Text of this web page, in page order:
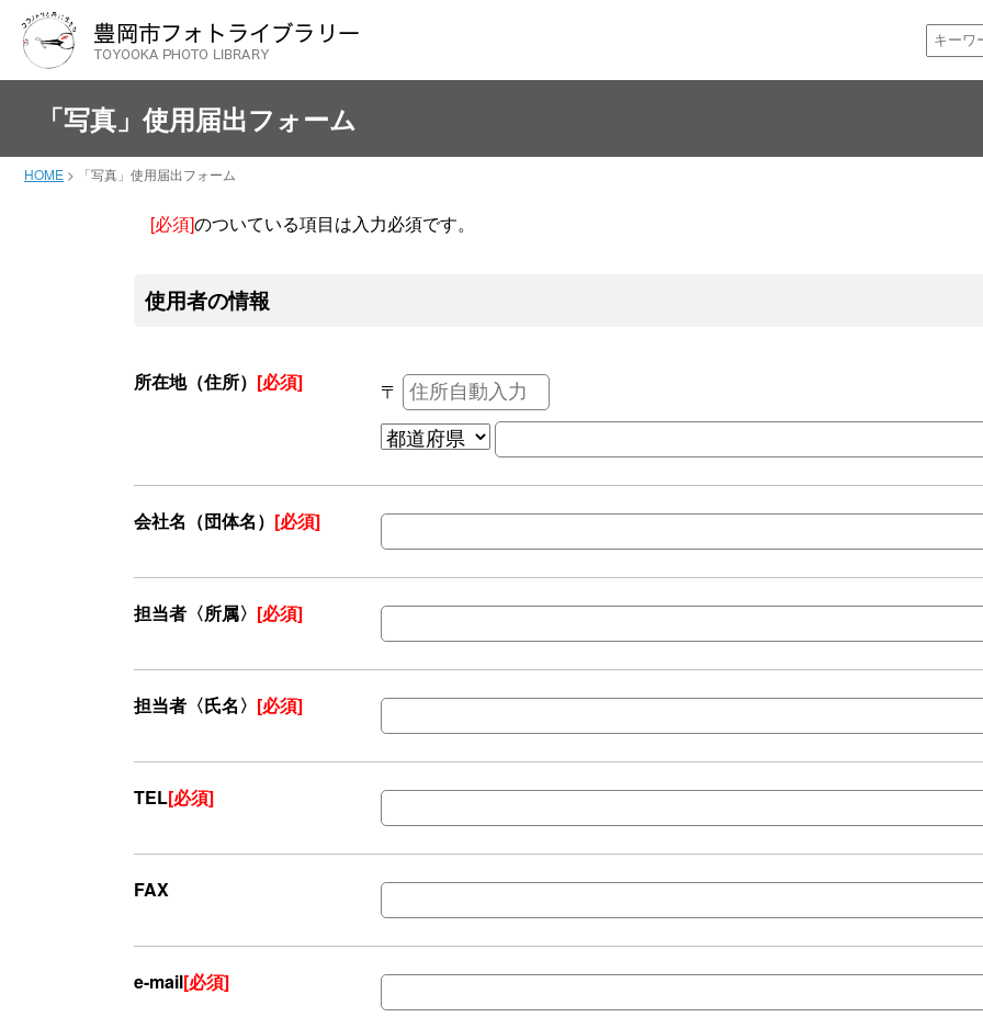
「写真」使用届出フォーム
HOME > 「写真」使用届出フォーム
[必須]のついている項目は入力必須です。
使用者の情報
所在地（住所） [必須] 〒
会社名（団体名） [必須]
担当者〈所属〉 [必須]
担当者〈氏名〉 [必須]
TEL[必須]
FAX
e-mail[必須]